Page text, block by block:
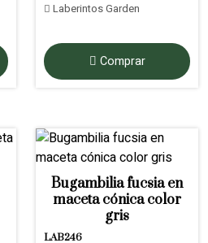
Laberintos Garden
Comprar
Bugambilia fucsia en
maceta cónica color
gris
LAB246